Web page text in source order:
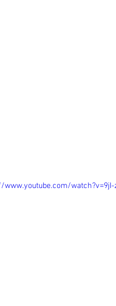
www.youtube.com/